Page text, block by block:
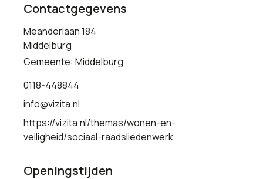
Contactgegevens
Meanderlaan 184
Middelburg
Gemeente: Middelburg
0118-448844
info@vizita.nl
https://vizita.nl/themas/wonen-en-
veiligheid/sociaal-raadsliedenwerk
Openingstijden